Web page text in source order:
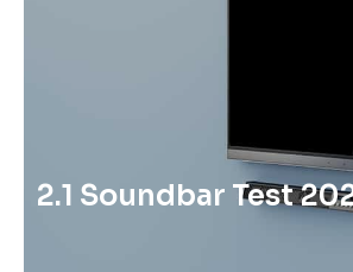
2.1 Soundbar Test